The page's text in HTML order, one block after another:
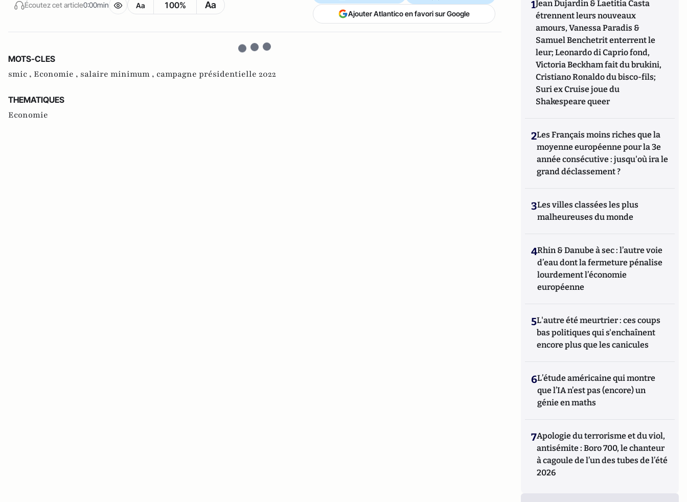
Écoutez cet article0:00min Aa 100% Aa
Ajouter Atlantico en favori sur Google
MOTS-CLES
smic , Economie , salaire minimum , campagne présidentielle 2022
THEMATIQUES
Economie
1Jean Dujardin & Laetitia Casta
étrennent leurs nouveaux
amours, Vanessa Paradis &
Samuel Benchetrit enterrent le
leur; Leonardo di Caprio fond,
Victoria Beckham fait du brukini,
Cristiano Ronaldo du bisco-fils;
Suri ex Cruise joue du
Shakespeare queer
2Les Français moins riches que la
moyenne européenne pour la 3e
année consécutive : jusqu'où ira le
grand déclassement ?
3Les villes classées les plus
malheureuses du monde
4Rhin & Danube à sec : l’autre voie
d’eau dont la fermeture pénalise
lourdement l’économie
européenne
5L'autre été meurtrier : ces coups
bas politiques qui s'enchaînent
encore plus que les canicules
6L’étude américaine qui montre
que l’IA n’est pas (encore) un
génie en maths
7Apologie du terrorisme et du viol,
antisémite : Boro 700, le chanteur
à cagoule de l’un des tubes de l’été
2026